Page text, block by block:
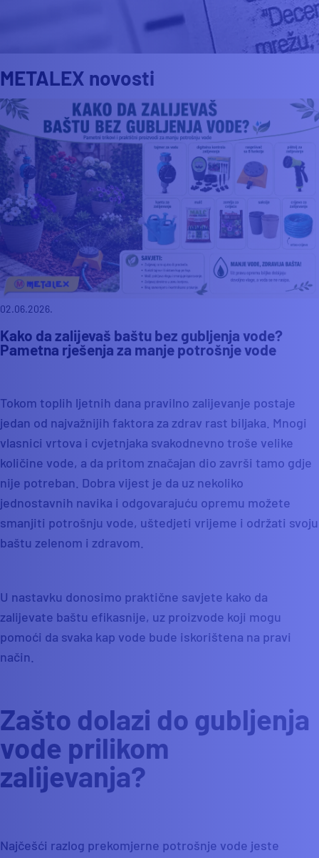
METALEX novosti
02.06.2026.
Kako da zalijevaš baštu bez gubljenja vode?
Pametna rješenja za manje potrošnje vode
Tokom toplih ljetnih dana pravilno zalijevanje postaje
jedan od najvažnijih faktora za zdrav rast biljaka. Mnogi
vlasnici vrtova i cvjetnjaka svakodnevno troše velike
količine vode, a da pritom značajan dio završi tamo gdje
nije potreban. Dobra vijest je da uz nekoliko
jednostavnih navika i odgovarajuću opremu možete
smanjiti potrošnju vode, uštedjeti vrijeme i održati svoju
baštu zelenom i zdravom.
U nastavku donosimo praktične savjete kako da
zalijevate baštu efikasnije, uz proizvode koji mogu
pomoći da svaka kap vode bude iskorištena na pravi
način.
Zašto dolazi do gubljenja
vode prilikom
zalijevanja?
Najčešći razlog prekomjerne potrošnje vode jeste